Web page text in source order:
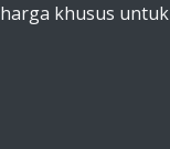
khusus untuk